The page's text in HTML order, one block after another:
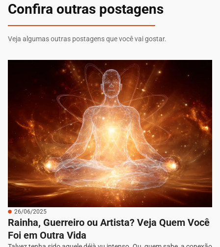
Confira outras postagens
Veja algumas outras postagens que você vai gostar.
26/06/2025
Rainha, Guerreiro ou Artista? Veja Quem Você
Foi em Outra Vida